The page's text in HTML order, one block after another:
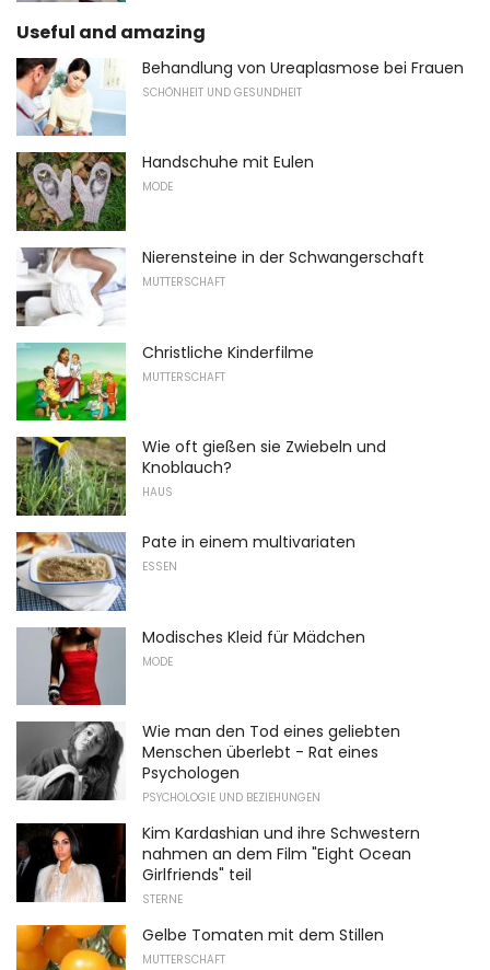
Useful and amazing
Behandlung von Ureaplasmose bei Frauen
SCHÖNHEIT UND GESUNDHEIT
Handschuhe mit Eulen
MODE
Nierensteine ​​in der Schwangerschaft
MUTTERSCHAFT
Christliche Kinderfilme
MUTTERSCHAFT
Wie oft gießen sie Zwiebeln und
Knoblauch?
HAUS
Pate in einem multivariaten
ESSEN
Modisches Kleid für Mädchen
MODE
Wie man den Tod eines geliebten
Menschen überlebt - Rat eines
Psychologen
PSYCHOLOGIE UND BEZIEHUNGEN
Kim Kardashian und ihre Schwestern
nahmen an dem Film "Eight Ocean
Girlfriends" teil
STERNE
Gelbe Tomaten mit dem Stillen
MUTTERSCHAFT